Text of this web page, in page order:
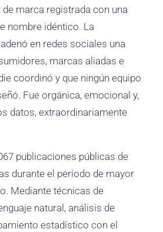
marca registrada con una
nombre idéntico. La
en redes sociales una
marcas aliadas e
coordinó y que ningún equipo
Fue orgánica, emocional y,
datos, extraordinariamente
publicaciones públicas de
durante el período de mayor
Mediante técnicas de
natural, análisis de
estadístico con el